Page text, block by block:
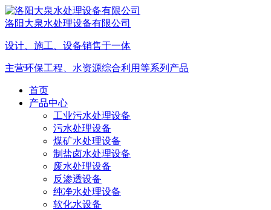
洛阳大泉水处理设备有限公司
设计、施工、设备销售于一体
主营环保工程、水资源综合利用等系列产品
首页
产品中心
工业污水处理设备
污水处理设备
煤矿水处理设备
制盐卤水处理设备
废水处理设备
反渗透设备
纯净水处理设备
软化水设备